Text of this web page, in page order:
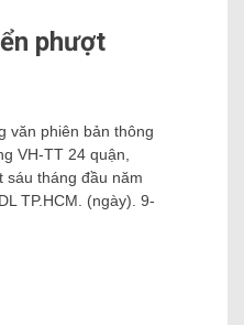
phượt
văn phiên bản thông
VH-TT 24 quận,
sáu tháng đầu năm
TP.HCM. (ngày). 9-